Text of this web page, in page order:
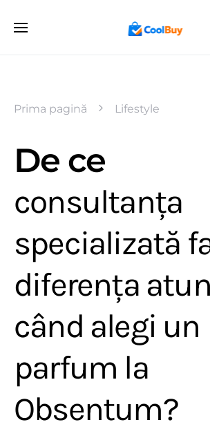
Prima pagină Lifestyle
De ce
consultanța
specializată
diferența
când alegi un
parfum la
Obsentum?